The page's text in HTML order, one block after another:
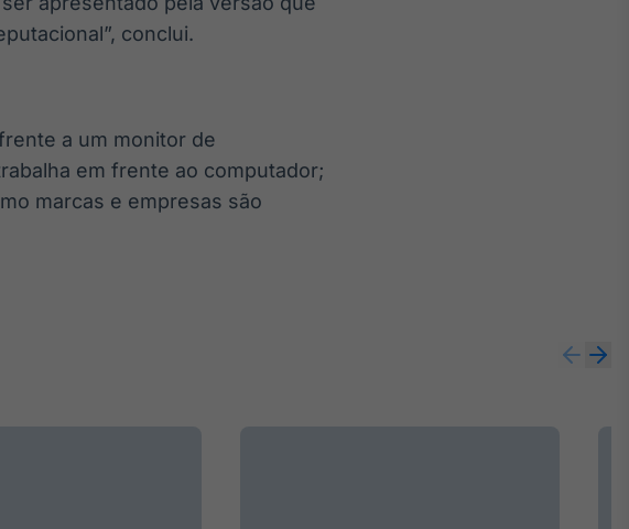
conclui.
a um monitor de
em frente ao computador;
marcas e empresas são